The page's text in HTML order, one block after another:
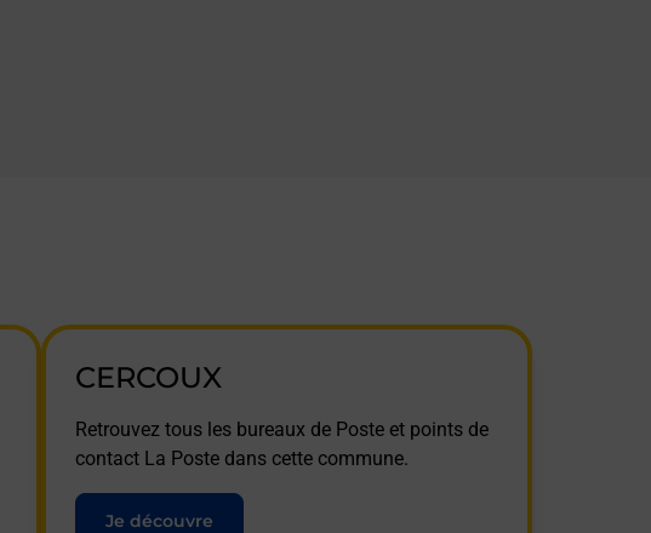
CERCOUX
Retrouvez tous les bureaux de Poste et points de
contact La Poste dans cette commune.
Je découvre